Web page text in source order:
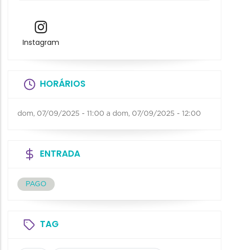
Instagram
HORÁRIOS
dom, 07/09/2025 - 11:00 a dom, 07/09/2025 - 12:00
ENTRADA
PAGO
TAG